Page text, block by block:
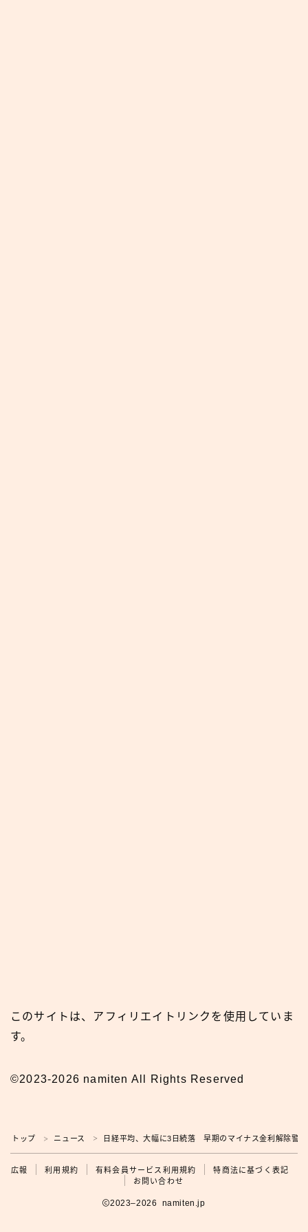
広報
このサイトは、アフィリエイトリンクを使用していま
す。
©2023-2026 namiten All Rights Reserved
トップ ＞ ニュース ＞ 日経平均、大幅に3日続落 早期のマイナス金利解除警戒
広報 利用規約 有料会員サービス利用規約
特商法に基づく表記
お問い合わせ
2023–2026 namiten.jp